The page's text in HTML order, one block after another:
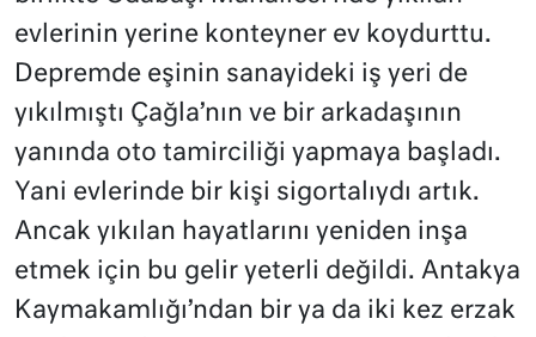
evlerinin yerine konteyner ev koydurttu.
Depremde eşinin sanayideki iş yeri de
yıkılmıştı Çağla’nın ve bir arkadaşının
yanında oto tamirciliği yapmaya başladı.
Yani evlerinde bir kişi sigortalıydı artık.
Ancak yıkılan hayatlarını yeniden inşa
etmek için bu gelir yeterli değildi. Antakya
Kaymakamlığı’ndan bir ya da iki kez erzak